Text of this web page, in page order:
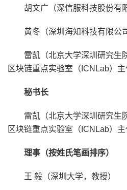
胡文广（深信服科技股份有
黄冬（深圳海知科技有限公
雷凯（北京大学深圳研究生
区块链重点实验室（ICNLab）主
秘书长
雷凯（北京大学深圳研究生
区块链重点实验室（ICNLab）主
理事（按姓氏笔画排序）
王 毅（深圳大学，教授）